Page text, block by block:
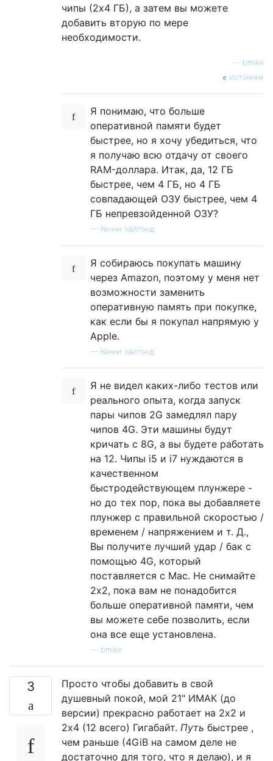
чипы (2x4 ГБ), а затем вы можете
добавить вторую по мере
необходимости.
bmike
источник
Я понимаю, что больше
оперативной памяти будет
быстрее, но я хочу убедиться, что
я получаю всю отдачу от своего
RAM-доллара. Итак, да, 12 ГБ
быстрее, чем 4 ГБ, но 4 ГБ
совпадающей ОЗУ быстрее, чем 4
ГБ непревзойденной ОЗУ?
— Кенни Уайлэнд
Я собираюсь покупать машину
через Amazon, поэтому у меня нет
возможности заменить
оперативную память при покупке,
как если бы я покупал напрямую у
Apple.
— Кенни Уайлэнд
Я не видел каких-либо тестов или
реального опыта, когда запуск
пары чипов 2G замедлял пару
чипов 4G. Эти машины будут
кричать с 8G, а вы будете работать
на 12. Чипы i5 и i7 нуждаются в
качественном
быстродействующем плунжере -
но до тех пор, пока вы добавляете
плунжер с правильной скоростью /
временем / напряжением и т. Д.,
Вы получите лучший удар / бак с
помощью 4G, который
поставляется с Mac. Не снимайте
2х2, пока вам не понадобится
больше оперативной памяти, чем
вы можете себе позволить, если
она все еще установлена.
bmike
3
Просто чтобы добавить в свой
душевный покой, мой 21" ИМАК (до
версии) прекрасно работает на 2х2 и
2х4 (12 всего) Гигабайт. Путь быстрее ,
чем раньше (4GiB на самом деле не
достаточно для того, что я делаю), и я